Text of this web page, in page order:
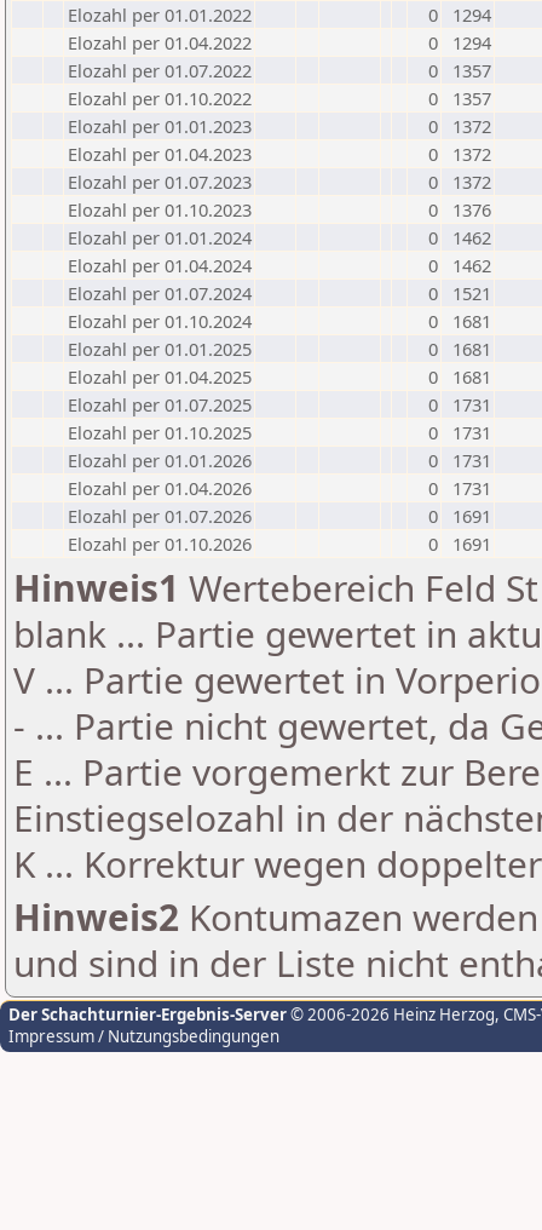
Elozahl per 01.01.2022
0
1294
Elozahl per 01.04.2022
0
1294
Elozahl per 01.07.2022
0
1357
Elozahl per 01.10.2022
0
1357
Elozahl per 01.01.2023
0
1372
Elozahl per 01.04.2023
0
1372
Elozahl per 01.07.2023
0
1372
Elozahl per 01.10.2023
0
1376
Elozahl per 01.01.2024
0
1462
Elozahl per 01.04.2024
0
1462
Elozahl per 01.07.2024
0
1521
Elozahl per 01.10.2024
0
1681
Elozahl per 01.01.2025
0
1681
Elozahl per 01.04.2025
0
1681
Elozahl per 01.07.2025
0
1731
Elozahl per 01.10.2025
0
1731
Elozahl per 01.01.2026
0
1731
Elozahl per 01.04.2026
0
1731
Elozahl per 01.07.2026
0
1691
Elozahl per 01.10.2026
0 1691
Hinweis1 Wertebereich Feld
blank ... Partie gewertet in
V ... Partie gewertet in
- ... Partie nicht gewertet, da
E ... Partie vorgemerkt zur
Einstiegselozahl in der
K ... Korrektur wegen
Hinweis2 Kontumazen
und sind in der Liste nicht
Der Schachturnier-Ergebnis-Server© 2006-2026 Heinz Herzog,
Impressum / Nutzungsbedingungen